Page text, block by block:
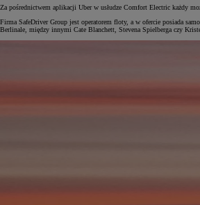
Za pośrednictwem aplikacji Uber w usłudze Comfort Electric każdy
Firma SafeDriver Group jest operatorem floty, a w ofercie posiada
Berlinale, między innymi Cate Blanchett, Stevena Spielberga czy